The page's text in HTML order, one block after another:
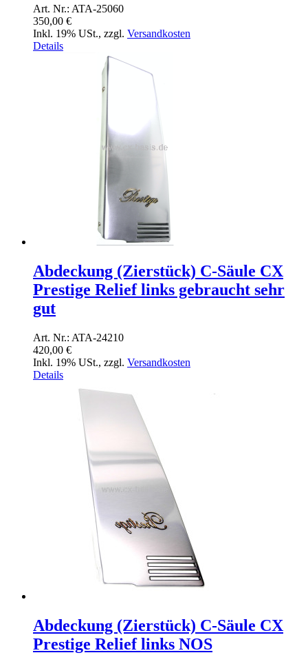
Art. Nr.: ATA-25060
350,00 €
Inkl. 19% USt., zzgl. Versandkosten
Details
Abdeckung (Zierstück) C-Säule CX
Prestige Relief links gebraucht sehr
gut
Art. Nr.: ATA-24210
420,00 €
Inkl. 19% USt., zzgl. Versandkosten
Details
Abdeckung (Zierstück) C-Säule CX
Prestige Relief links NOS